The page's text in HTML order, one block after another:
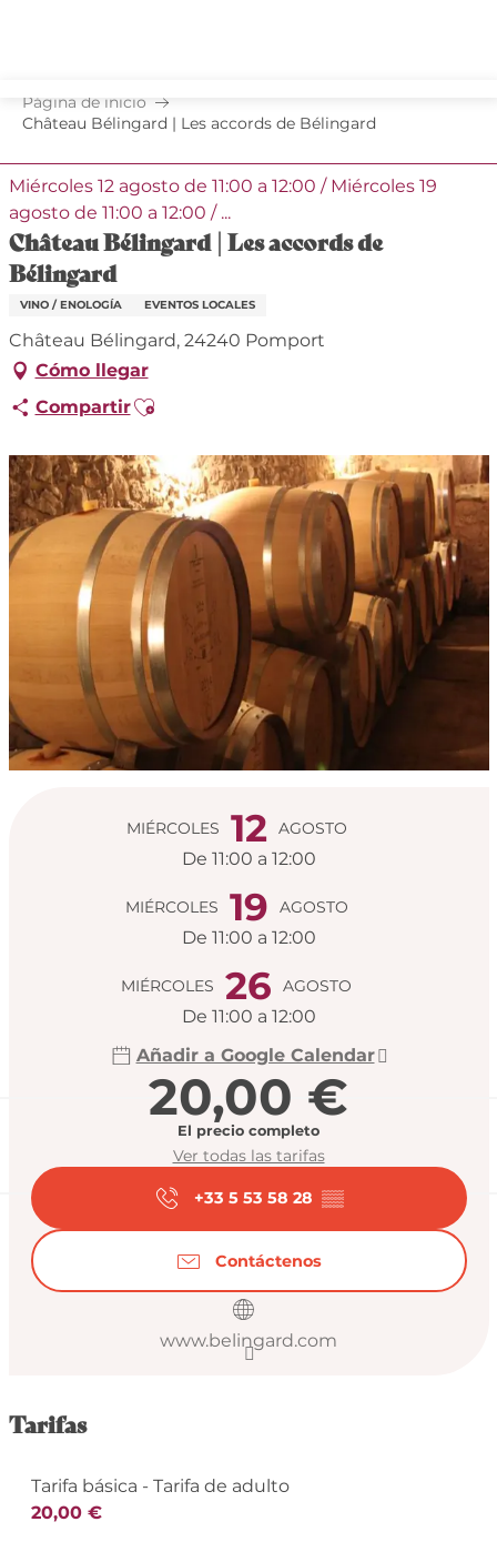
principal
Página de inicio
Château Bélingard | Les accords de Bélingard
Miércoles 12 agosto de 11:00 a 12:00 / Miércoles 19
agosto de 11:00 a 12:00 / ...
Château Bélingard | Les accords de
Bélingard
VINO / ENOLOGÍA EVENTOS LOCALES
Château Bélingard, 24240 Pomport
Cómo llegar
CompartirAjouter aux favoris
Horarios y datos
MIÉRCOLES 12 AGOSTO
De 11:00 a 12:00
MIÉRCOLES 19 AGOSTO
De 11:00 a 12:00
MIÉRCOLES 26 AGOSTO
De 11:00 a 12:00
Añadir a Google Calendar
20,00 €
El precio completo
Ver todas las tarifas
+33 5 53 58 28 ▒▒
Contáctenos
www.belingard.com
Tarifas
Tarifa básica - Tarifa de adulto
20,00 €